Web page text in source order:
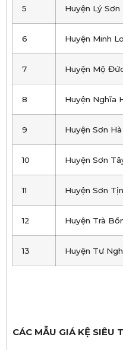
5 Huyện Lý Sơn
6 Huyện Minh
7 Huyện Mộ
8 Huyện Nghĩa
9 Huyện Sơn Hà
10 Huyện Sơn
11 Huyện Sơn
12 Huyện Trà
13 Huyện Tư
CÁC MẪU GIÁ KỆ SIÊU